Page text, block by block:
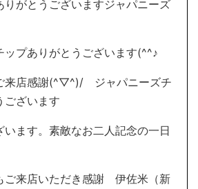
がとうございますジャパニーズ
ップありがとうございます(^^♪
来店感謝(^▽^)/ ジャパニーズチ
ございます
います。素敵なお二人記念の一日
来店いただき感謝 伊佐米（新